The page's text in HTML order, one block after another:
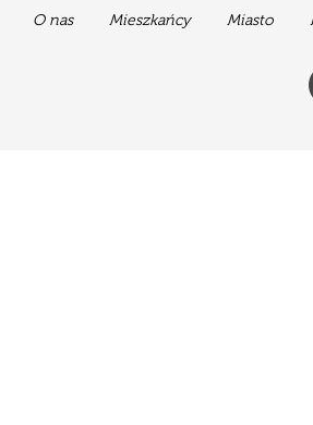
O nas Mieszkańcy Miasto